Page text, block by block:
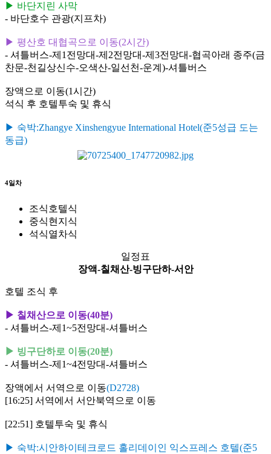
▶ 바단지린 사막
- 바단호수 관광(지프차)
▶ 평산호 대협곡으로 이동(2시간)
- 셔틀버스-제1전망대-제2전망대-제3전망대-협곡아래 종주(금
찬문-천길상신수-오색산-일선천-운계)-셔틀버스
장액으로 이동(1시간)
석식 후 호텔투숙 및 휴식
▶ 숙박:Zhangye Xinshengyue International Hotel(준5성급 도는
동급)
4일차
조식호텔식
중식현지식
석식열차식
일정표
장액-칠채산-빙구단하-서안
호텔 조식 후
▶ 칠채산으로 이동(40분)
- 셔틀버스-제1~5전망대-셔틀버스
▶ 빙구단하로 이동(20분)
- 셔틀버스-제1~4전망대-셔틀버스
장액에서 서역으로 이동(D2728)
[16:25] 서역에서 서안북역으로 이동
[22:51] 호텔투숙 및 휴식
▶ 숙박:시안하이테크로드 홀리데이인 익스프레스 호텔(준5